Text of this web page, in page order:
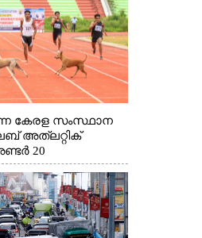
കേരള സംസ്ഥാന
അത്‌ലറ്റിക്
20
ഓട്ടം
സിന്തറ്റിക്
നായകൾ.